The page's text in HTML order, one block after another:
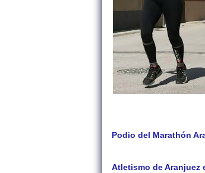
Podio del Marathón
Atletismo de Aranjuez